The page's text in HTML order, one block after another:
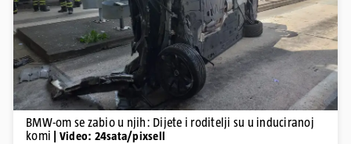
BMW-om se zabio u njih: Dijete i roditelji su u induciranoj
komi
| Video: 24sata/pixsell